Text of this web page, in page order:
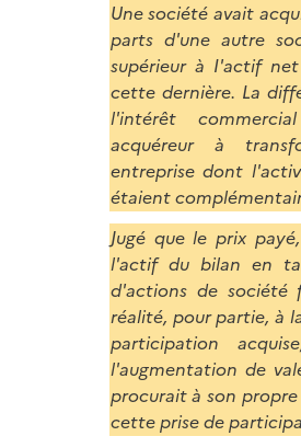
Une société avait
parts d'une autre
supérieur à I'actif
cette dernière. La
l'intérêt
acquéreur à
entreprise dont
étaient
Jugé que le prix
l'actif du bilan en
d'actions de société
réalité, pour partie, à
participation
l'augmentation de
procurait à son
cette prise de